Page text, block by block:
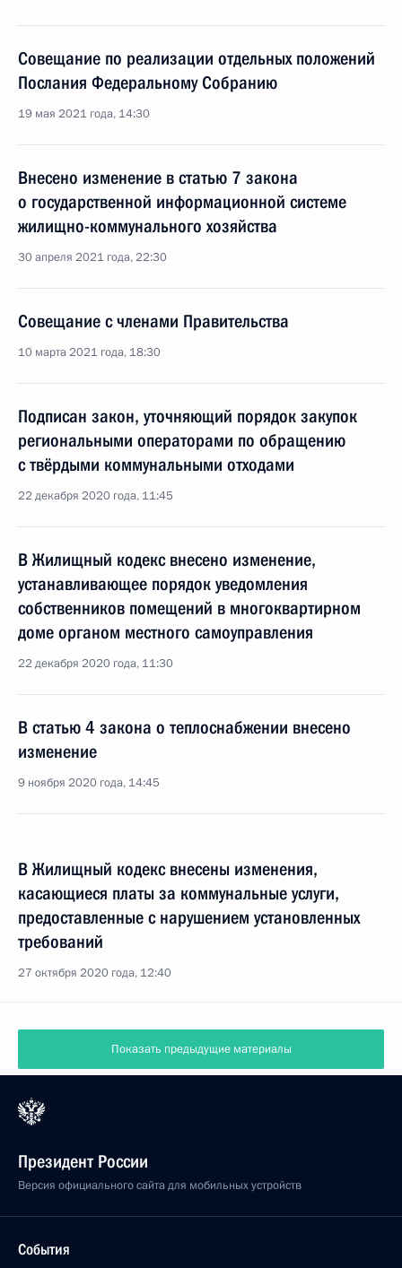
Совещание по реализации отдельных положений
Послания Федеральному Собранию
19 мая 2021 года, 14:30
Внесено изменение в статью 7 закона
о государственной информационной системе
жилищно-коммунального хозяйства
30 апреля 2021 года, 22:30
Совещание с членами Правительства
10 марта 2021 года, 18:30
Подписан закон, уточняющий порядок закупок
региональными операторами по обращению
с твёрдыми коммунальными отходами
22 декабря 2020 года, 11:45
В Жилищный кодекс внесено изменение,
устанавливающее порядок уведомления
собственников помещений в многоквартирном
доме органом местного самоуправления
22 декабря 2020 года, 11:30
В статью 4 закона о теплоснабжении внесено
изменение
9 ноября 2020 года, 14:45
В Жилищный кодекс внесены изменения,
касающиеся платы за коммунальные услуги,
предоставленные с нарушением установленных
требований
27 октября 2020 года, 12:40
Показать предыдущие материалы
Президент России
Версия официального сайта для мобильных устройств
События